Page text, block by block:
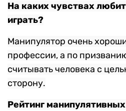
На каких чувствах
играть?
Манипулятор очень
профессии, а по
считывать человека с
сторону.
Рейтинг